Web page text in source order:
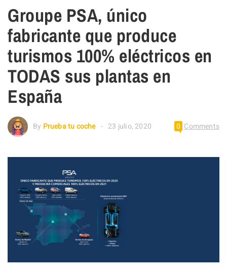
Groupe PSA, único
fabricante que produce
turismos 100% eléctricos en
TODAS sus plantas en
España
By Prueba tu coche 23 julio, 2020 0 Comments